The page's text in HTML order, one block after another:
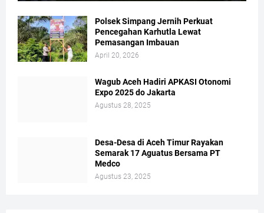
Polsek Simpang Jernih Perkuat
Pencegahan Karhutla Lewat
Pemasangan Imbauan
April 20, 2026
Wagub Aceh Hadiri APKASI Otonomi
Expo 2025 do Jakarta
Agustus 28, 2025
Desa-Desa di Aceh Timur Rayakan
Semarak 17 Aguatus Bersama PT
Medco
Agustus 23, 2025